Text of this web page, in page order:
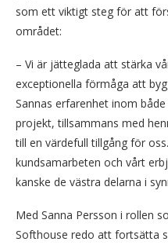
som ett viktigt steg för att
området:
– Vi är jätteglada att stärka
exceptionella förmåga att
Sannas erfarenhet inom
projekt, tillsammans med
till en värdefull tillgång för
kundsamarbeten och vårt
kanske de västra delarna i
Med Sanna Persson i rollen
Softhouse redo att fortsätta